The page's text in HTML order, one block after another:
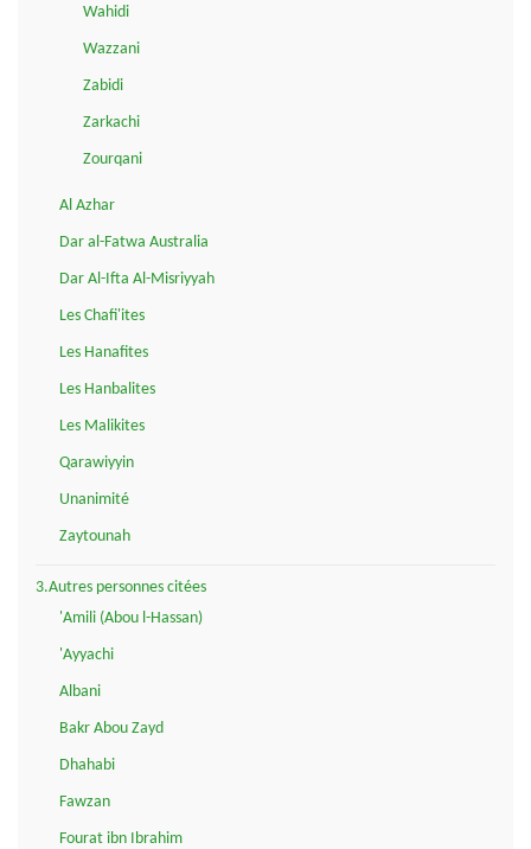
Wahidi
Wazzani
Zabidi
Zarkachi
Zourqani
Al Azhar
Dar al-Fatwa Australia
Dar Al-Ifta Al-Misriyyah
Les Chafi'ites
Les Hanafites
Les Hanbalites
Les Malikites
Qarawiyyin
Unanimité
Zaytounah
3.Autres personnes citées
'Amili (Abou l-Hassan)
'Ayyachi
Albani
Bakr Abou Zayd
Dhahabi
Fawzan
Fourat ibn Ibrahim